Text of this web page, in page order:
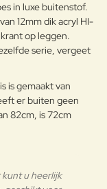
in luxe buitenstof.
12mm dik acryl HI-
op leggen.
serie, vergeet
is gemaakt van
er buiten geen
82cm, is 72cm
u heerlijk